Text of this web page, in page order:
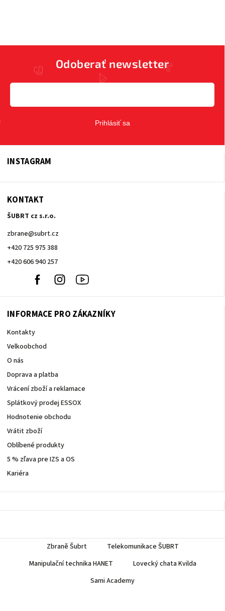
Odoberať newsletter
Prihlásiť sa
INSTAGRAM
KONTAKT
ŠUBRT cz s.r.o.
zbrane@subrt.cz
+420 725 975 388
+420 606 940 257
+420
940
Facebook Instagram
INFORMACE PRO ZÁKAZNÍKY
Kontakty
Velkoobchod
O nás
Doprava a platba
Vrácení zboží a reklamace
Splátkový prodej ESSOX
Hodnotenie obchodu
Vrátit zboží
Oblíbené produkty
5 % zľava pre IZS a OS
Kariéra
Zbraně Šubrt
Telekomunikace ŠUBRT
Manipulační technika HANET
Lovecký chata Kvilda
Sami Academy